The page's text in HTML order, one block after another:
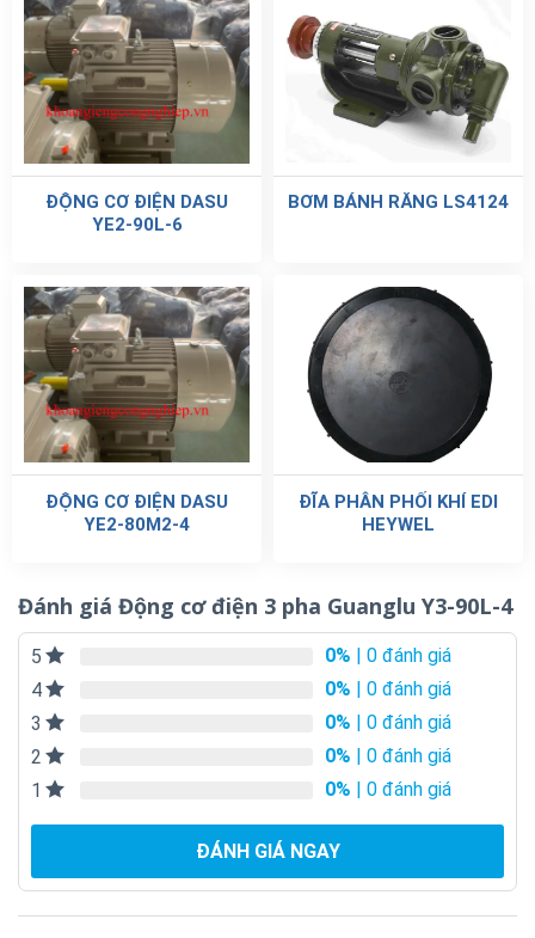
ĐỘNG CƠ ĐIỆN DASU
YE2-90L-6
BƠM BÁNH RĂNG LS4124
ĐỘNG CƠ ĐIỆN DASU
YE2-80M2-4
ĐĨA PHÂN PHỐI KHÍ EDI
HEYWEL
Đánh giá Động cơ điện 3 pha Guanglu Y3-90L-4
5 0% | 0 đánh giá
4
0% | 0 đánh giá
3
0% | 0 đánh giá
2
0% | 0 đánh giá
1
0% | 0 đánh giá
ĐÁNH GIÁ NGAY